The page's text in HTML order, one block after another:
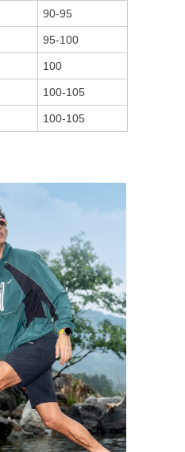
90-95
95-100
100
100-105
100-105